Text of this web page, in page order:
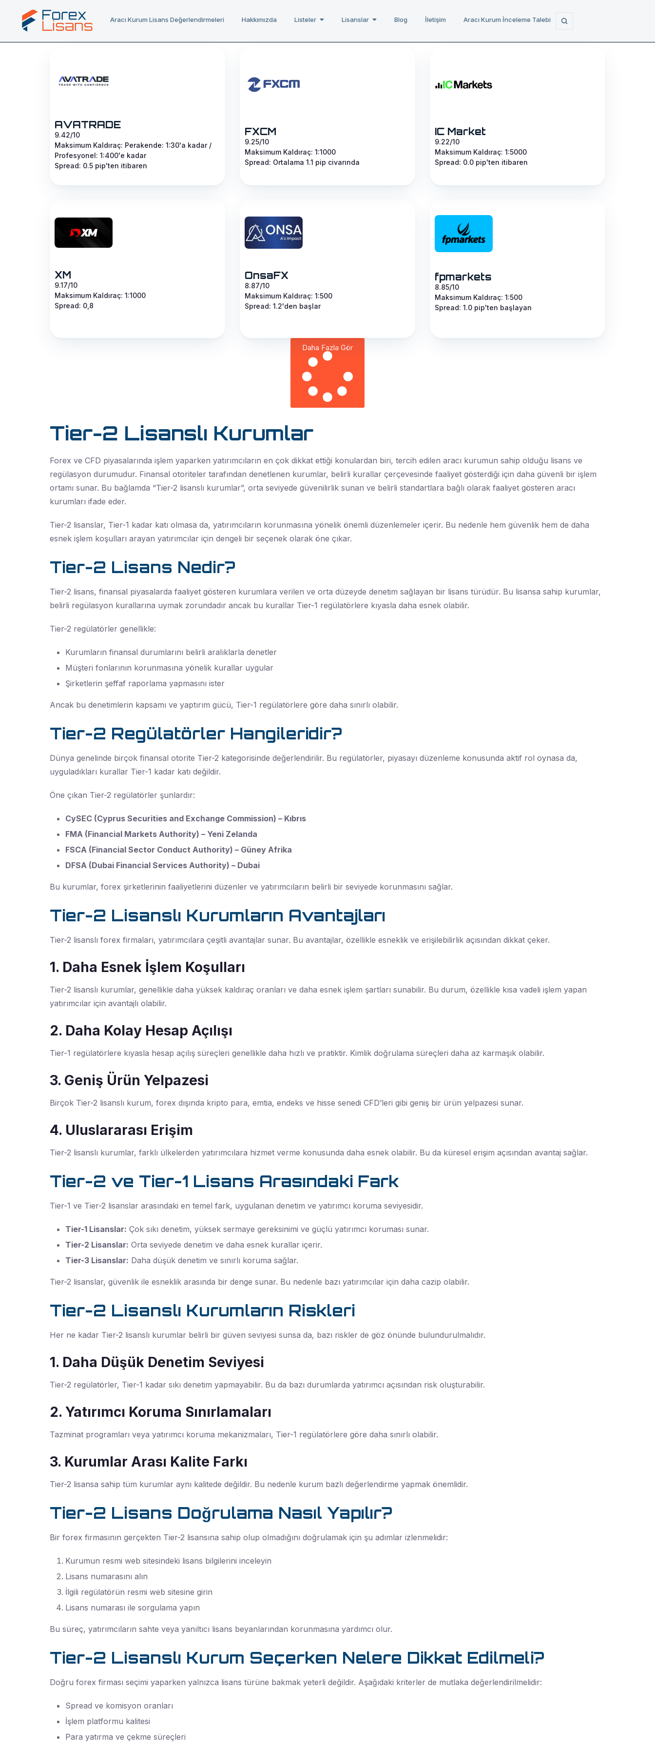
Aracı Kurum Lisans Değerlendirmeleri Hakkımızda Listeler Lisanslar Blog İletişim Aracı Kurum İnceleme Talebi
AVATRADE
9.42/10
Maksimum Kaldıraç: Perakende: 1:30'a kadar /
Profesyonel: 1:400'e kadar
Spread: 0.5 pip'ten itibaren
FXCM
9.25/10
Maksimum Kaldıraç: 1:1000
Spread: Ortalama 1.1 pip civarında
IC Market
9.22/10
Maksimum Kaldıraç: 1:5000
Spread: 0.0 pip'ten itibaren
XM
9.17/10
Maksimum Kaldıraç: 1:1000
Spread: 0,8
OnsaFX
8.87/10
Maksimum Kaldıraç: 1:500
Spread: 1.2'den başlar
fpmarkets
8.85/10
Maksimum Kaldıraç: 1:500
Spread: 1.0 pip'ten başlayan
Daha Fazla Gör
Tier-2 Lisanslı Kurumlar
Forex ve CFD piyasalarında işlem yaparken yatırımcıların en çok dikkat ettiği konulardan biri, tercih edilen aracı kurumun sahip olduğu lisans ve
regülasyon durumudur. Finansal otoriteler tarafından denetlenen kurumlar, belirli kurallar çerçevesinde faaliyet gösterdiği için daha güvenli bir işlem
ortamı sunar. Bu bağlamda “Tier-2 lisanslı kurumlar”, orta seviyede güvenilirlik sunan ve belirli standartlara bağlı olarak faaliyet gösteren aracı
kurumları ifade eder.
Tier-2 lisanslar, Tier-1 kadar katı olmasa da, yatırımcıların korunmasına yönelik önemli düzenlemeler içerir. Bu nedenle hem güvenlik hem de daha
esnek işlem koşulları arayan yatırımcılar için dengeli bir seçenek olarak öne çıkar.
Tier-2 Lisans Nedir?
Tier-2 lisans, finansal piyasalarda faaliyet gösteren kurumlara verilen ve orta düzeyde denetim sağlayan bir lisans türüdür. Bu lisansa sahip kurumlar,
belirli regülasyon kurallarına uymak zorundadır ancak bu kurallar Tier-1 regülatörlere kıyasla daha esnek olabilir.
Tier-2 regülatörler genellikle:
Kurumların finansal durumlarını belirli aralıklarla denetler
Müşteri fonlarının korunmasına yönelik kurallar uygular
Şirketlerin şeffaf raporlama yapmasını ister
Ancak bu denetimlerin kapsamı ve yaptırım gücü, Tier-1 regülatörlere göre daha sınırlı olabilir.
Tier-2 Regülatörler Hangileridir?
Dünya genelinde birçok finansal otorite Tier-2 kategorisinde değerlendirilir. Bu regülatörler, piyasayı düzenleme konusunda aktif rol oynasa da,
uyguladıkları kurallar Tier-1 kadar katı değildir.
Öne çıkan Tier-2 regülatörler şunlardır:
CySEC (Cyprus Securities and Exchange Commission) – Kıbrıs
FMA (Financial Markets Authority) – Yeni Zelanda
FSCA (Financial Sector Conduct Authority) – Güney Afrika
DFSA (Dubai Financial Services Authority) – Dubai
Bu kurumlar, forex şirketlerinin faaliyetlerini düzenler ve yatırımcıların belirli bir seviyede korunmasını sağlar.
Tier-2 Lisanslı Kurumların Avantajları
Tier-2 lisanslı forex firmaları, yatırımcılara çeşitli avantajlar sunar. Bu avantajlar, özellikle esneklik ve erişilebilirlik açısından dikkat çeker.
1. Daha Esnek İşlem Koşulları
Tier-2 lisanslı kurumlar, genellikle daha yüksek kaldıraç oranları ve daha esnek işlem şartları sunabilir. Bu durum, özellikle kısa vadeli işlem yapan
yatırımcılar için avantajlı olabilir.
2. Daha Kolay Hesap Açılışı
Tier-1 regülatörlere kıyasla hesap açılış süreçleri genellikle daha hızlı ve pratiktir. Kimlik doğrulama süreçleri daha az karmaşık olabilir.
3. Geniş Ürün Yelpazesi
Birçok Tier-2 lisanslı kurum, forex dışında kripto para, emtia, endeks ve hisse senedi CFD’leri gibi geniş bir ürün yelpazesi sunar.
4. Uluslararası Erişim
Tier-2 lisanslı kurumlar, farklı ülkelerden yatırımcılara hizmet verme konusunda daha esnek olabilir. Bu da küresel erişim açısından avantaj sağlar.
Tier-2 ve Tier-1 Lisans Arasındaki Fark
Tier-1 ve Tier-2 lisanslar arasındaki en temel fark, uygulanan denetim ve yatırımcı koruma seviyesidir.
Tier-1 Lisanslar: Çok sıkı denetim, yüksek sermaye gereksinimi ve güçlü yatırımcı koruması sunar.
Tier-2 Lisanslar: Orta seviyede denetim ve daha esnek kurallar içerir.
Tier-3 Lisanslar: Daha düşük denetim ve sınırlı koruma sağlar.
Tier-2 lisanslar, güvenlik ile esneklik arasında bir denge sunar. Bu nedenle bazı yatırımcılar için daha cazip olabilir.
Tier-2 Lisanslı Kurumların Riskleri
Her ne kadar Tier-2 lisanslı kurumlar belirli bir güven seviyesi sunsa da, bazı riskler de göz önünde bulundurulmalıdır.
1. Daha Düşük Denetim Seviyesi
Tier-2 regülatörler, Tier-1 kadar sıkı denetim yapmayabilir. Bu da bazı durumlarda yatırımcı açısından risk oluşturabilir.
2. Yatırımcı Koruma Sınırlamaları
Tazminat programları veya yatırımcı koruma mekanizmaları, Tier-1 regülatörlere göre daha sınırlı olabilir.
3. Kurumlar Arası Kalite Farkı
Tier-2 lisansa sahip tüm kurumlar aynı kalitede değildir. Bu nedenle kurum bazlı değerlendirme yapmak önemlidir.
Tier-2 Lisans Doğrulama Nasıl Yapılır?
Bir forex firmasının gerçekten Tier-2 lisansına sahip olup olmadığını doğrulamak için şu adımlar izlenmelidir:
Kurumun resmi web sitesindeki lisans bilgilerini inceleyin
Lisans numarasını alın
İlgili regülatörün resmi web sitesine girin
Lisans numarası ile sorgulama yapın
Bu süreç, yatırımcıların sahte veya yanıltıcı lisans beyanlarından korunmasına yardımcı olur.
Tier-2 Lisanslı Kurum Seçerken Nelere Dikkat Edilmeli?
Doğru forex firması seçimi yaparken yalnızca lisans türüne bakmak yeterli değildir. Aşağıdaki kriterler de mutlaka değerlendirilmelidir:
Spread ve komisyon oranları
İşlem platformu kalitesi
Para yatırma ve çekme süreçleri